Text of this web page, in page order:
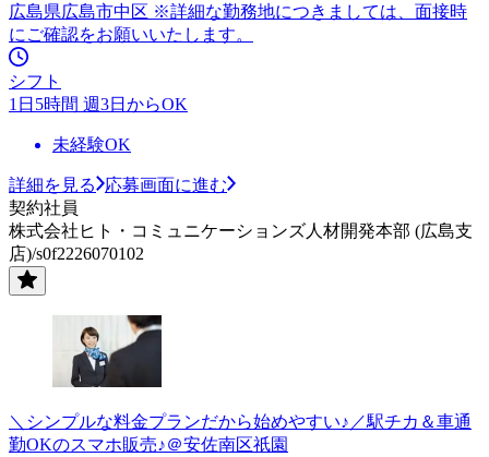
広島県広島市中区 ※詳細な勤務地につきましては、面接時
にご確認をお願いいたします。
シフト
1日5時間 週3日からOK
未経験OK
詳細を見る
応募画面に進む
契約社員
株式会社ヒト・コミュニケーションズ人材開発本部 (広島支
店)/s0f2226070102
＼シンプルな料金プランだから始めやすい♪／駅チカ＆車通
勤OKのスマホ販売♪＠安佐南区祇園